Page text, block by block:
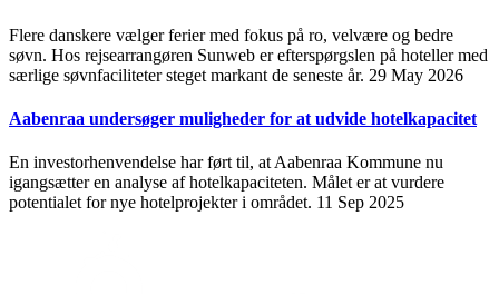
Flere danskere vælger ferier med fokus på ro, velvære og bedre
søvn. Hos rejsearrangøren Sunweb er efterspørgslen på hoteller med
særlige søvnfaciliteter steget markant de seneste år. 29 May 2026
Aabenraa undersøger muligheder for at udvide hotelkapacitet
En investorhenvendelse har ført til, at Aabenraa Kommune nu
igangsætter en analyse af hotelkapaciteten. Målet er at vurdere
potentialet for nye hotelprojekter i området. 11 Sep 2025